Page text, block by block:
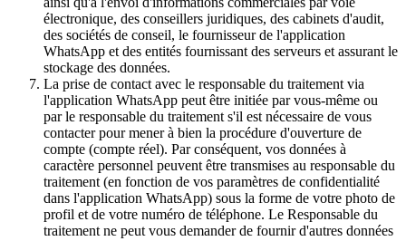
électronique, des conseillers juridiques, des cabinets d'audit,
des sociétés de conseil, le fournisseur de l'application
WhatsApp et des entités fournissant des serveurs et assurant le
stockage des données.
La prise de contact avec le responsable du traitement via
l'application WhatsApp peut être initiée par vous-même ou
par le responsable du traitement s'il est nécessaire de vous
contacter pour mener à bien la procédure d'ouverture de
compte (compte réel). Par conséquent, vos données à
caractère personnel peuvent être transmises au responsable du
traitement (en fonction de vos paramètres de confidentialité
dans l'application WhatsApp) sous la forme de votre photo de
profil et de votre numéro de téléphone. Le Responsable du
traitement ne peut vous demander de fournir d'autres données